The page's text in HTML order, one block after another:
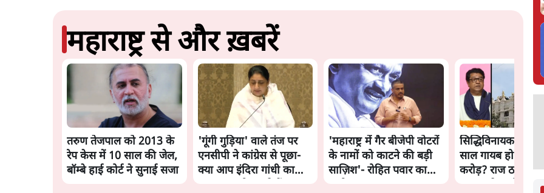
महाराष्ट्र से और ख़बरें
तरुण तेजपाल को 2013 के
रेप केस में 10 साल की जेल,
बॉम्बे हाई कोर्ट ने सुनाई सजा
'गूंगी गुड़िया' वाले तंज पर
एनसीपी ने कांग्रेस से पूछा-
क्या आप इंदिरा गांधी का
'महाराष्ट्र में गैर बीजेपी वोटरों
के नामों को काटने की बड़ी
साज़िश'- रोहित पवार का
सिद्धिविनायक मंदिर
साल गायब हो रहे थे
करोड़? राज ठाकरे
सरकार ने मांगी रिपोर्ट